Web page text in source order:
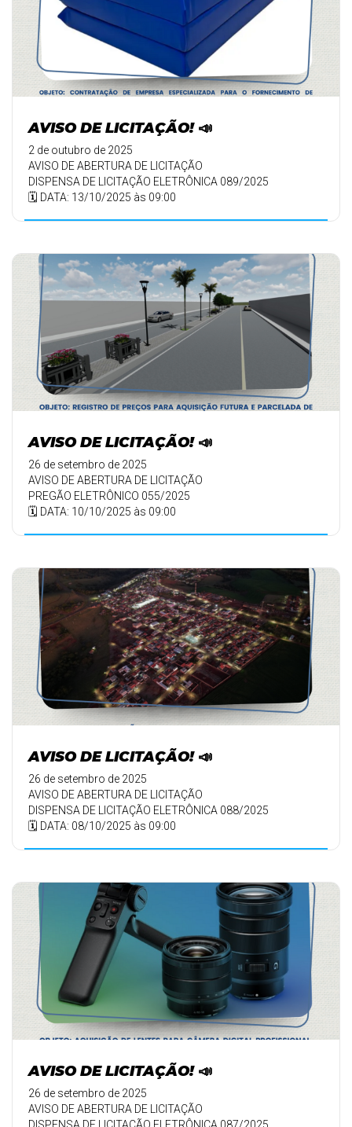
AVISO DE LICITAÇÃO! 📣
2 de outubro de 2025
AVISO DE ABERTURA DE LICITAÇÃO
DISPENSA DE LICITAÇÃO ELETRÔNICA 089/2025
🗓️ DATA: 13/10/2025 às 09:00
AVISO DE LICITAÇÃO! 📣
26 de setembro de 2025
AVISO DE ABERTURA DE LICITAÇÃO
PREGÃO ELETRÔNICO 055/2025
🗓️ DATA: 10/10/2025 às 09:00
AVISO DE LICITAÇÃO! 📣
26 de setembro de 2025
AVISO DE ABERTURA DE LICITAÇÃO
DISPENSA DE LICITAÇÃO ELETRÔNICA 088/2025
🗓️ DATA: 08/10/2025 às 09:00
AVISO DE LICITAÇÃO! 📣
26 de setembro de 2025
AVISO DE ABERTURA DE LICITAÇÃO